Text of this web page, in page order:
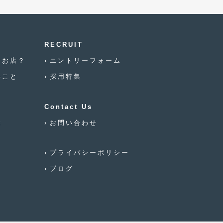
2021年7月(7)
2021年4月 (1)
2021年1月 (2)
2020年12月(2)
店？
と
RECRUIT
エントリーフォーム
採用特集
Contact Us
お問い合わせ
プライバシーポリシー
ブログ